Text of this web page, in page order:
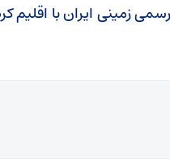
زمینی ایران با اقلیم